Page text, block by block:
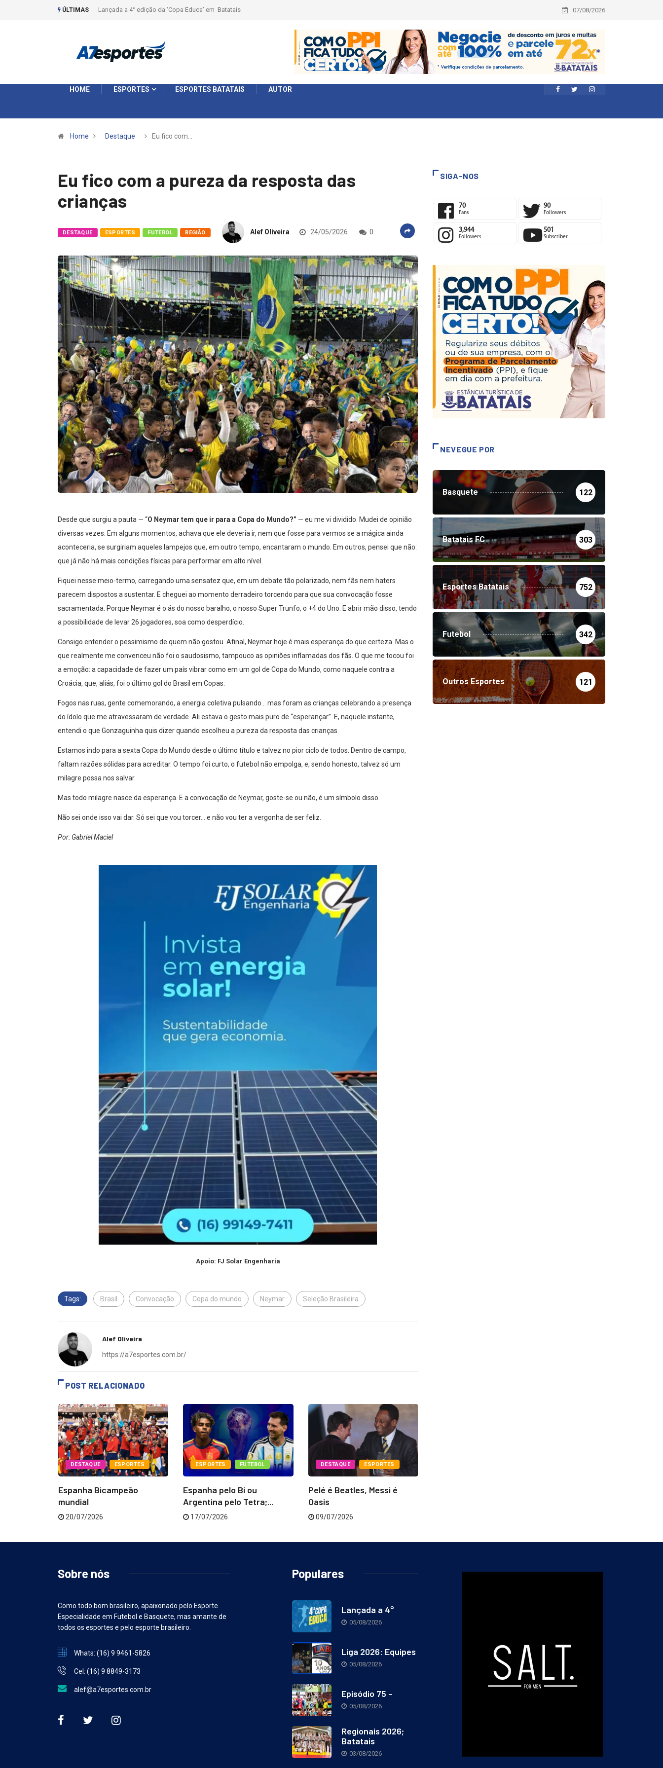
ÚLTIMAS Liga 2026: Equipes rompem com a LABE na Série Ouro e entidade define a 2° fase, times e formato 07/08/2026
HOME ESPORTES ESPORTES BATATAIS AUTOR
Home Destaque Eu fico com…
Eu fico com a pureza da resposta das
crianças
DESTAQUE ESPORTES FUTEBOL REGIÃO Alef Oliveira 24/05/2026 0
Desde que surgiu a pauta — “O Neymar tem que ir para a Copa do Mundo?” — eu me vi dividido. Mudei de opinião
diversas vezes. Em alguns momentos, achava que ele deveria ir, nem que fosse para vermos se a mágica ainda
aconteceria, se surgiriam aqueles lampejos que, em outro tempo, encantaram o mundo. Em outros, pensei que não:
que já não há mais condições físicas para performar em alto nível.
Fiquei nesse meio-termo, carregando uma sensatez que, em um debate tão polarizado, nem fãs nem haters
parecem dispostos a sustentar. E cheguei ao momento derradeiro torcendo para que sua convocação fosse
sacramentada. Porque Neymar é o ás do nosso baralho, o nosso Super Trunfo, o +4 do Uno. E abrir mão disso, tendo
a possibilidade de levar 26 jogadores, soa como desperdício.
Consigo entender o pessimismo de quem não gostou. Afinal, Neymar hoje é mais esperança do que certeza. Mas o
que realmente me convenceu não foi o saudosismo, tampouco as opiniões inflamadas dos fãs. O que me tocou foi
a emoção: a capacidade de fazer um país vibrar como em um gol de Copa do Mundo, como naquele contra a
Croácia, que, aliás, foi o último gol do Brasil em Copas.
Fogos nas ruas, gente comemorando, a energia coletiva pulsando… mas foram as crianças celebrando a presença
do ídolo que me atravessaram de verdade. Ali estava o gesto mais puro de “esperançar”. E, naquele instante,
entendi o que Gonzaguinha quis dizer quando escolheu a pureza da resposta das crianças.
Estamos indo para a sexta Copa do Mundo desde o último título e talvez no pior ciclo de todos. Dentro de campo,
faltam razões sólidas para acreditar. O tempo foi curto, o futebol não empolga, e, sendo honesto, talvez só um
milagre possa nos salvar.
Mas todo milagre nasce da esperança. E a convocação de Neymar, goste-se ou não, é um símbolo disso.
Não sei onde isso vai dar. Só sei que vou torcer… e não vou ter a vergonha de ser feliz.
Por: Gabriel Maciel
Apoio: FJ Solar Engenharia
Tags: Brasil Convocação Copa do mundo Neymar Seleção Brasileira
Alef Oliveira
https://a7esportes.com.br/
POST RELACIONADO
DESTAQUE ESPORTES
Espanha Bicampeão
mundial
20/07/2026
ESPORTES FUTEBOL
Espanha pelo Bi ou
Argentina pelo Tetra;...
17/07/2026
DESTAQUE ESPORTES
Pelé é Beatles, Messi é
Oasis
09/07/2026
SIGA-NOS
70
Fans
90
Followers
3,944
Followers
501
Subscriber
NEVEGUE POR
Basquete 122
Batatais FC 303
Esportes Batatais 752
Futebol 342
Outros Esportes 121
Sobre nós
Como todo bom brasileiro, apaixonado pelo Esporte.
Especialidade em Futebol e Basquete, mas amante de
todos os esportes e pelo esporte brasileiro.
Whats: (16) 9 9461-5826
Cel: (16) 9 8849-3173
alef@a7esportes.com.br
Populares
Lançada a 4°
05/08/2026
Liga 2026: Equipes
05/08/2026
Episódio 75 –
05/08/2026
Regionais 2026;
Batatais
03/08/2026